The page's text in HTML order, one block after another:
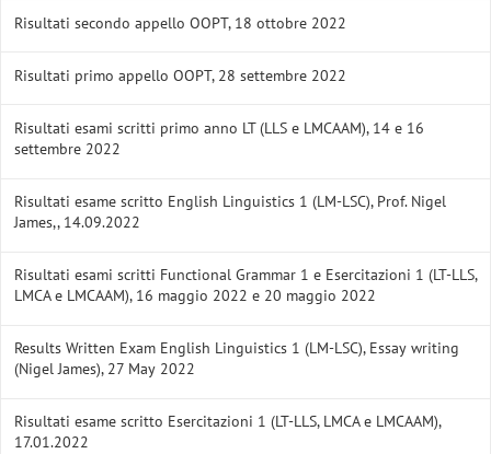
Risultati secondo appello OOPT, 18 ottobre 2022
Risultati primo appello OOPT, 28 settembre 2022
Risultati esami scritti primo anno LT (LLS e LMCAAM), 14 e 16
settembre 2022
Risultati esame scritto English Linguistics 1 (LM-LSC), Prof. Nigel
James,, 14.09.2022
Risultati esami scritti Functional Grammar 1 e Esercitazioni 1 (LT-LLS,
LMCA e LMCAAM), 16 maggio 2022 e 20 maggio 2022
Results Written Exam English Linguistics 1 (LM-LSC), Essay writing
(Nigel James), 27 May 2022
Risultati esame scritto Esercitazioni 1 (LT-LLS, LMCA e LMCAAM),
17.01.2022